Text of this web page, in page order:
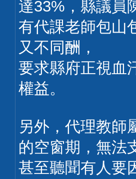
達33%，縣議員
有代課老師包山
又不同酬，
要求縣府正視血
權益。
另外，代理教師
的空窗期，無法
甚至聽聞有人要